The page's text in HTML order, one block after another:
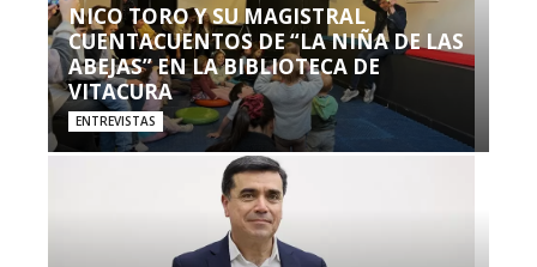
NICO TORO Y SU MAGISTRAL
CUENTACUENTOS DE “LA NIÑA DE LAS
ABEJAS” EN LA BIBLIOTECA DE
VITACURA
ENTREVISTAS